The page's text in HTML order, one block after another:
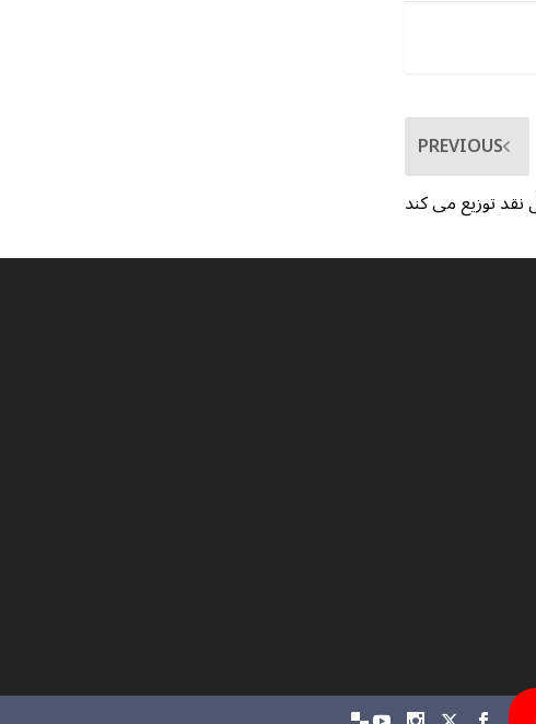
PREVIOUS